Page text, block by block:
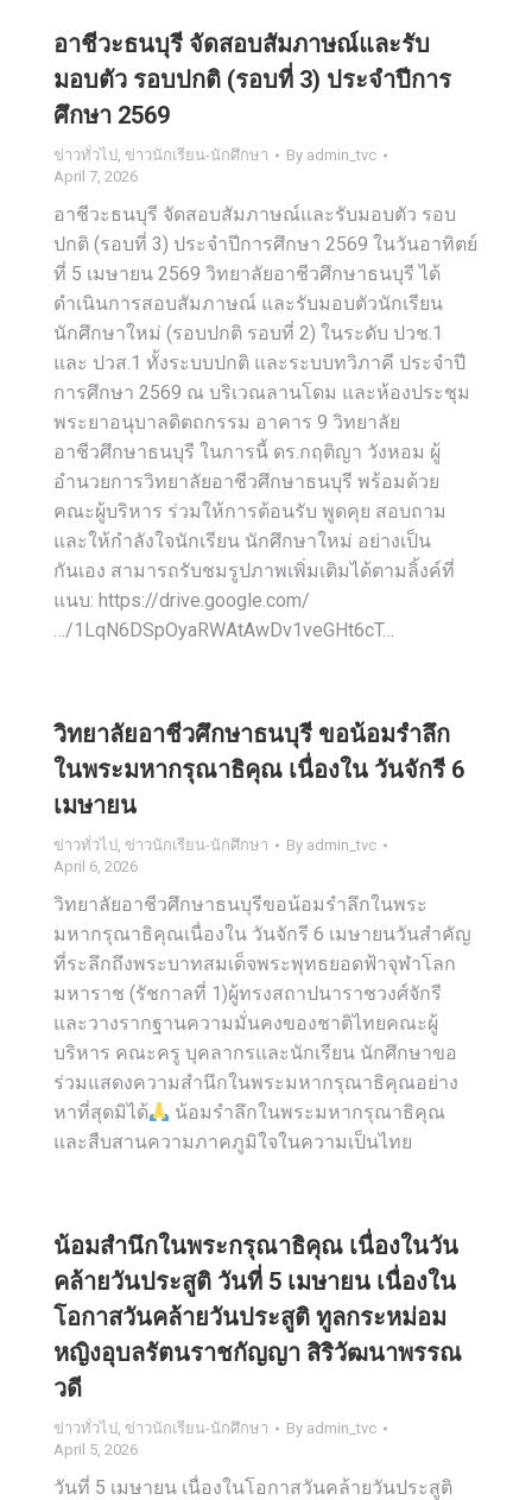
อาชีวะธนบุรี จัดสอบสัมภาษณ์และรับ
มอบตัว รอบปกติ (รอบที่ 3) ประจำปีการ
ศึกษา 2569
ข่าวทั่วไป, ข่าวนักเรียน-นักศึกษา By admin_tvc
April 7, 2026
อาชีวะธนบุรี จัดสอบสัมภาษณ์และรับมอบตัว รอบ
ปกติ (รอบที่ 3) ประจำปีการศึกษา 2569 ในวันอาทิตย์
ที่ 5 เมษายน 2569 วิทยาลัยอาชีวศึกษาธนบุรี ได้
ดำเนินการสอบสัมภาษณ์ และรับมอบตัวนักเรียน
นักศึกษาใหม่ (รอบปกติ รอบที่ 2) ในระดับ ปวช.1
และ ปวส.1 ทั้งระบบปกติ และระบบทวิภาคี ประจำปี
การศึกษา 2569 ณ บริเวณลานโดม และห้องประชุม
พระยาอนุบาลดิตถกรรม อาคาร 9 วิทยาลัย
อาชีวศึกษาธนบุรี ในการนี้ ดร.กฤติญา วังหอม ผู้
อำนวยการวิทยาลัยอาชีวศึกษาธนบุรี พร้อมด้วย
คณะผู้บริหาร ร่วมให้การต้อนรับ พูดคุย สอบถาม
และให้กำลังใจนักเรียน นักศึกษาใหม่ อย่างเป็น
กันเอง สามารถรับชมรูปภาพเพิ่มเติมได้ตามลิ้งค์ที่
แนบ: https://drive.google.com/
…/1LqN6DSpOyaRWAtAwDv1veGHt6cT…
วิทยาลัยอาชีวศึกษาธนบุรี ขอน้อมรำลึก
ในพระมหากรุณาธิคุณ เนื่องใน วันจักรี 6
เมษายน
ข่าวทั่วไป, ข่าวนักเรียน-นักศึกษา By admin_tvc
April 6, 2026
วิทยาลัยอาชีวศึกษาธนบุรีขอน้อมรำลึกในพระ
มหากรุณาธิคุณเนื่องใน วันจักรี 6 เมษายนวันสำคัญ
ที่ระลึกถึงพระบาทสมเด็จพระพุทธยอดฟ้าจุฬาโลก
มหาราช (รัชกาลที่ 1)ผู้ทรงสถาปนาราชวงศ์จักรี
และวางรากฐานความมั่นคงของชาติไทยคณะผู้
บริหาร คณะครู บุคลากรและนักเรียน นักศึกษาขอ
ร่วมแสดงความสำนึกในพระมหากรุณาธิคุณอย่าง
หาที่สุดมิได้
น้อมรำลึกในพระมหากรุณาธิคุณ
และสืบสานความภาคภูมิใจในความเป็นไทย
น้อมสำนึกในพระกรุณาธิคุณ เนื่องในวัน
คล้ายวันประสูติ วันที่ 5 เมษายน เนื่องใน
โอกาสวันคล้ายวันประสูติ ทูลกระหม่อม
หญิงอุบลรัตนราชกัญญา สิริวัฒนาพรรณ
วดี
ข่าวทั่วไป, ข่าวนักเรียน-นักศึกษา By admin_tvc
April 5, 2026
วันที่ 5 เมษายน เนื่องในโอกาสวันคล้ายวันประสูติ